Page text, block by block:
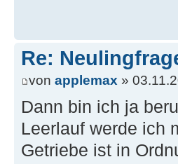
Re:
von applemax »
Dann bin ich ja
Leerlauf werde ich
Getriebe ist in